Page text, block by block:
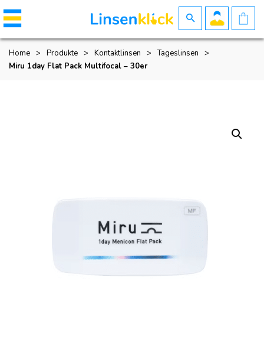
Home > Produkte > Kontaktlinsen > Tageslinsen
>
Miru 1day Flat Pack Multifocal – 30er